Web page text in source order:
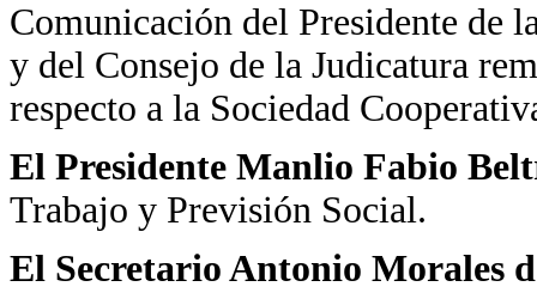
Comunicación del Presidente de
y del Consejo de la Judicatura
respecto a la Sociedad
El Presidente Manlio Fabio
Trabajo y Previsión Social.
El Secretario Antonio Morales